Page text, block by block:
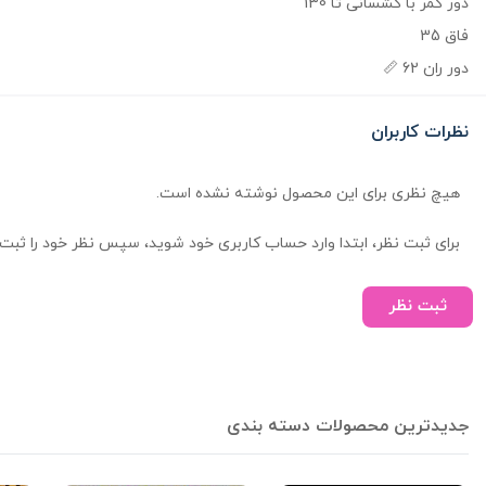
فاق 35
دور ران 62 📏
نظرات کاربران
هیچ نظری برای این محصول نوشته نشده است.
برای ثبت نظر، ابتدا وارد حساب کاربری خود شوید، سپس نظر خود را ثبت
ثبت نظر
جدیدترین محصولات دسته بندی